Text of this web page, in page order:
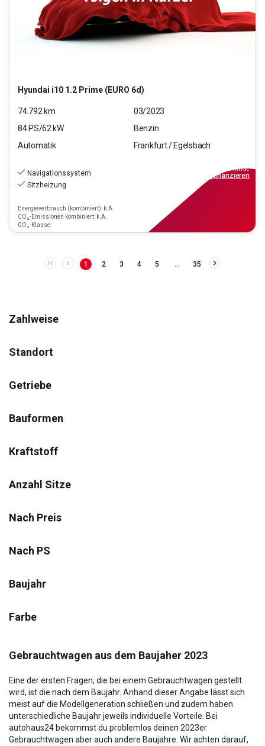
Hyundai i10 1.2 Prime (EURO 6d)
74.792km
03/2023
84PS/62kW
Benzin
Automatik
Frankfurt / Egelsbach
Navigationssystem
Sitzheizung
Energieverbrauch (kombiniert): k.A.
CO₂-Emissionen kombiniert: k.A.
CO₂-Klasse:
inkl.MwSt.
finanzieren
1 2 3 4 5 35
Zahlweise
Standort
Getriebe
Bauformen
Kraftstoff
Anzahl Sitze
Nach Preis
Nach PS
Baujahr
Farbe
Gebrauchtwagen aus dem Baujaher 2023
Eine der ersten Fragen, die bei einem Gebrauchtwagen gestellt
wird, ist die nach dem Baujahr. Anhand dieser Angabe lässt sich
meist auf die Modellgeneration schließen und zudem haben
unterschiedliche Baujahr jeweils individuelle Vorteile. Bei
autohaus24 bekommst du problemlos deinen 2023er
Gebrauchtwagen aber auch andere Baujahre. Wir achten darauf,